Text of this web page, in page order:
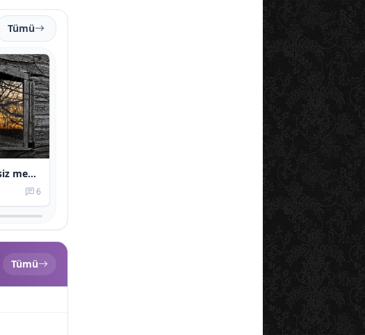
Tümü
Adressiz mektuplar şehri
6
Tümü